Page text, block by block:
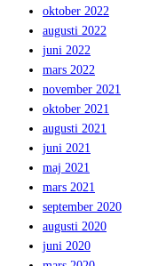
oktober 2022
augusti 2022
juni 2022
mars 2022
november 2021
oktober 2021
augusti 2021
juni 2021
maj 2021
mars 2021
september 2020
augusti 2020
juni 2020